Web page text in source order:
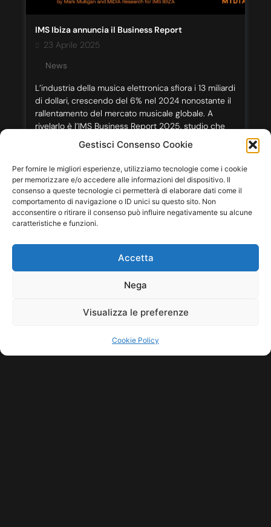
Gestisci Consenso Cookie
Per fornire le migliori esperienze, utilizziamo tecnologie come i cookie
per memorizzare e/o accedere alle informazioni del dispositivo. Il
consenso a queste tecnologie ci permetterà di elaborare dati come il
comportamento di navigazione o ID unici su questo sito. Non
acconsentire o ritirare il consenso può influire negativamente su alcune
caratteristiche e funzioni.
Accetta
Nega
Visualizza le preferenze
Cookie Policy
IMS Ibiza annuncia il Business Report
23 Aprile 2025
News
L’industria della musica elettronica sfiora i 13 miliardi
di dollari, crescendo del 6% nel 2024 nonostante il
rallentamento del mercato musicale globale. A
rivelarlo è l’IMS Business Report 2025, studio che
mette in luce l’esplosione di generi come l’Afro
House, mix di ritmi africani e house music, e il Drum
& Bass, con i suoi […]
Leggi tutto...